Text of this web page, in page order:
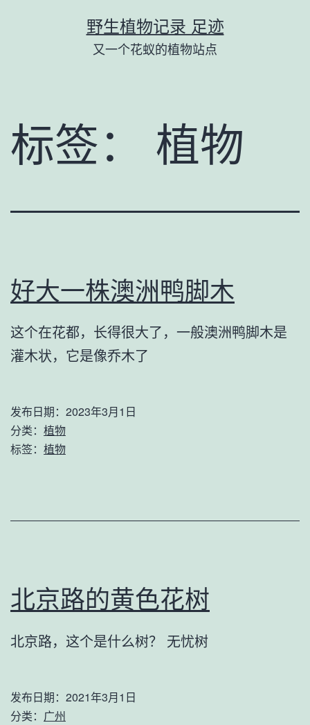
野生植物记录 足迹
又一个花蚁的植物站点
标签： 植物
好大一株澳洲鸭脚木
这个在花都，长得很大了，一般澳洲鸭脚木是
灌木状，它是像乔木了
发布日期： 2023年3月1日
分类： 植物
标签： 植物
北京路的黄色花树
北京路，这个是什么树？ 无忧树
发布日期： 2021年3月1日
分类： 广州